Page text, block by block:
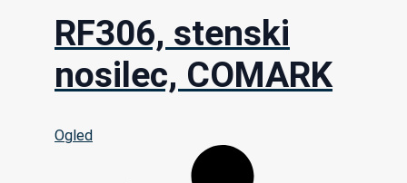
RF306, stenski
nosilec, COMARK
Ogled